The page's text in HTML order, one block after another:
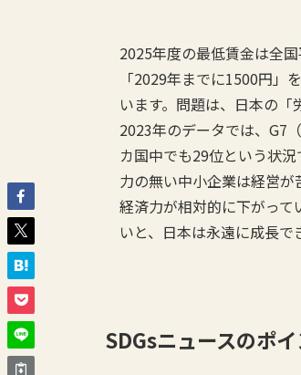
2025年度の最低賃金は全
「2029年までに1500円」
います。問題は、日本の「
2023年のデータでは、G7
カ国中でも29位という状
力の無い中小企業は経営
経済力が相対的に下がっ
いと、日本は永遠に成長で
SDGsニュースのポイ